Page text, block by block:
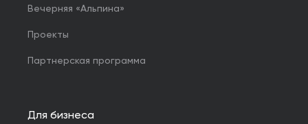
Вечерняя «Альпина»
Проекты
Партнерская программа
Для бизнеса